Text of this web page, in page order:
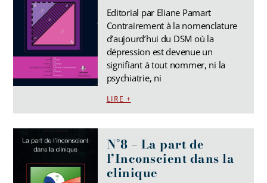
Editorial par Eliane Pamart
Contrairement à la nomenclature
d’aujourd’hui du DSM où la
dépression est devenue un
signifiant à tout nommer, ni la
psychiatrie, ni
LIRE +
N°8 – La part de
l’Inconscient dans la
clinique